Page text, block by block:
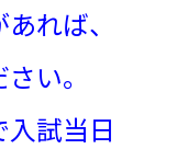
れば、
い。
試当日